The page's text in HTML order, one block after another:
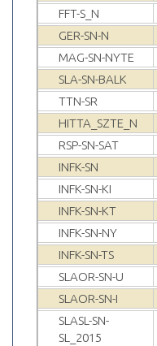
FFT-S_N
GER-SN-N
MAG-SN-NYTE
SLA-SN-BALK
TTN-SR
HITTA_SZTE_N
RSP-SN-SAT
INFK-SN
INFK-SN-KI
INFK-SN-KT
INFK-SN-NY
INFK-SN-TS
SLAOR-SN-U
SLAOR-SN-I
SLASL-SN-
SL_2015